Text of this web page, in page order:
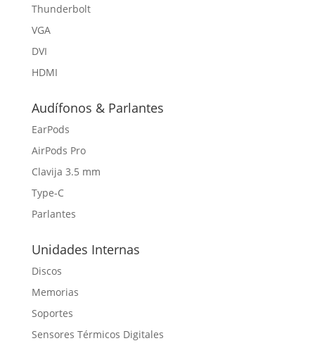
Thunderbolt
VGA
DVI
HDMI
Audífonos & Parlantes
EarPods
AirPods Pro
Clavija 3.5 mm
Type-C
Parlantes
Unidades Internas
Discos
Memorias
Soportes
Sensores Térmicos Digitales